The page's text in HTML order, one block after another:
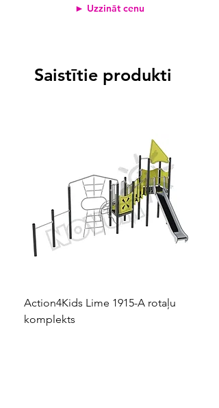
Pārstrādāto materiālu īpatsvars:
2-3
► Uzzināt cenu
Saistītie produkti
Action4Kids Lime 1915-A rotaļu
komplekts